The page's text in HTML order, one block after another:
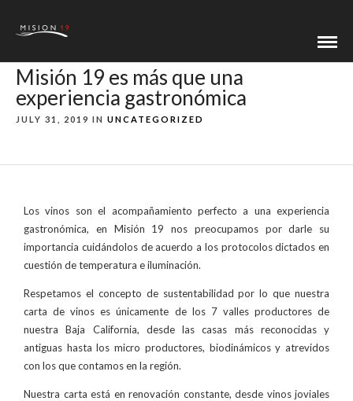
Misión 19 es más que una
experiencia gastronómica
JULY 31, 2019 IN UNCATEGORIZED
Los vinos son el acompañamiento perfecto a una experiencia
gastronómica, en Misión 19 nos preocupamos por darle su
importancia cuidándolos de acuerdo a los protocolos dictados en
cuestión de temperatura e iluminación.
Respetamos el concepto de sustentabilidad por lo que nuestra
carta de vinos es únicamente de los 7 valles productores de
nuestra Baja California, desde las casas más reconocidas y
antiguas hasta los micro productores, biodinámicos y atrevidos
con los que contamos en la región.
Nuestra carta está en renovación constante, desde vinos joviales